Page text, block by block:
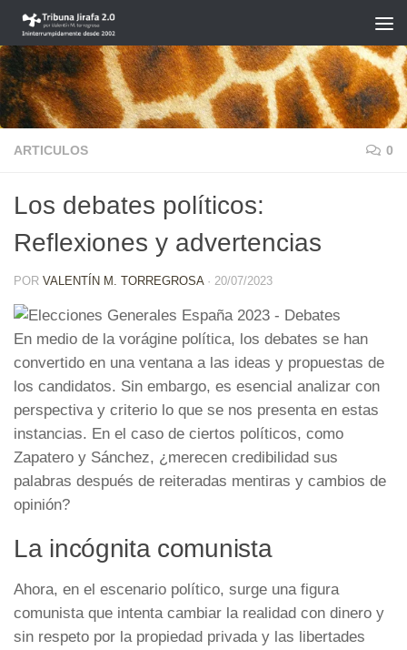
Saltar al contenido
ARTICULOS 0
Los debates políticos:
Reflexiones y advertencias
POR VALENTÍN M. TORREGROSA · 20/07/2023
En medio de la vorágine política, los debates se han
convertido en una ventana a las ideas y propuestas de
los candidatos. Sin embargo, es esencial analizar con
perspectiva y criterio lo que se nos presenta en estas
instancias. En el caso de ciertos políticos, como
Zapatero y Sánchez, ¿merecen credibilidad sus
palabras después de reiteradas mentiras y cambios de
opinión?
La incógnita comunista
Ahora, en el escenario político, surge una figura
comunista que intenta cambiar la realidad con dinero y
sin respeto por la propiedad privada y las libertades